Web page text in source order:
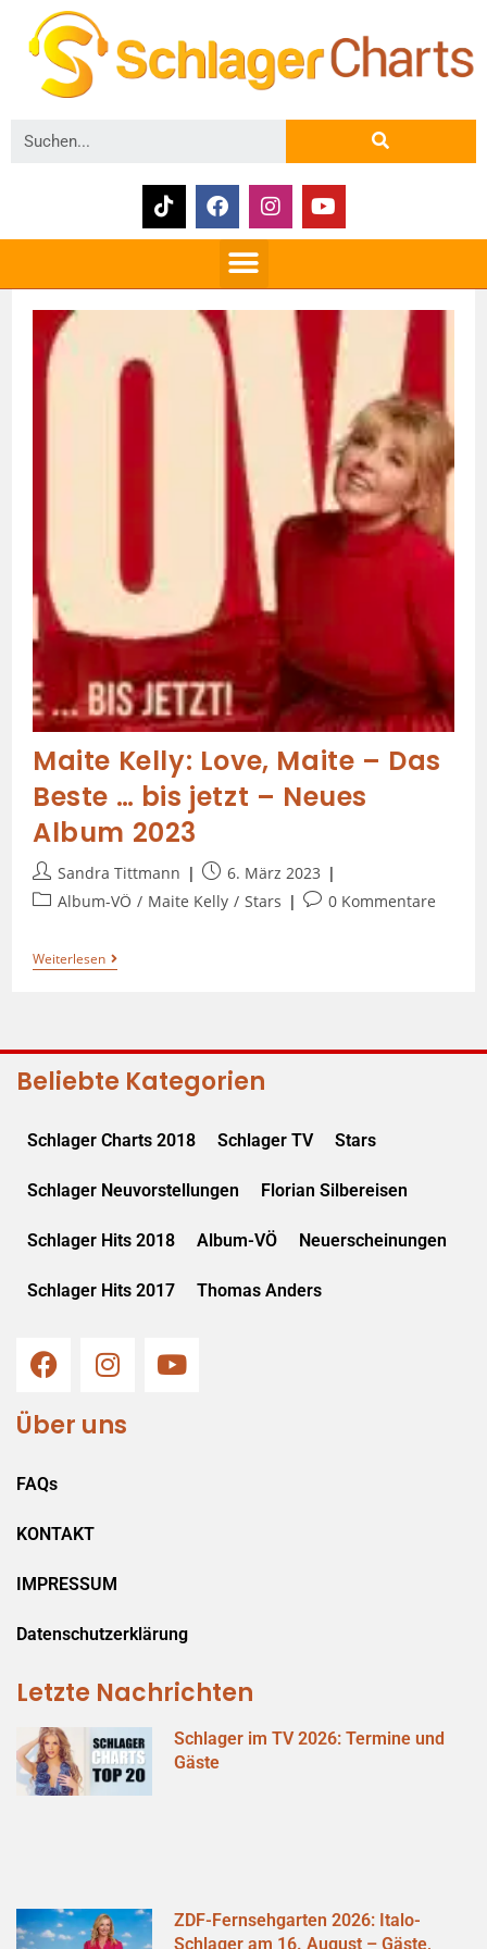
Maite Kelly: Love, Maite – Das
Beste … bis jetzt – Neues
Album 2023
Sandra Tittmann
6. März 2023
Album-VÖ / Maite Kelly / Stars 0 Kommentare
Weiterlesen
Beliebte Kategorien
Schlager Charts 2018 Schlager TV Stars
Schlager Neuvorstellungen Florian Silbereisen
Schlager Hits 2018 Album-VÖ Neuerscheinungen
Schlager Hits 2017 Thomas Anders
Über uns
FAQs
KONTAKT
IMPRESSUM
Datenschutzerklärung
Letzte Nachrichten
Schlager im TV 2026: Termine und
Gäste
ZDF-Fernsehgarten 2026: Italo-
Schlager am 16. August – Gäste,